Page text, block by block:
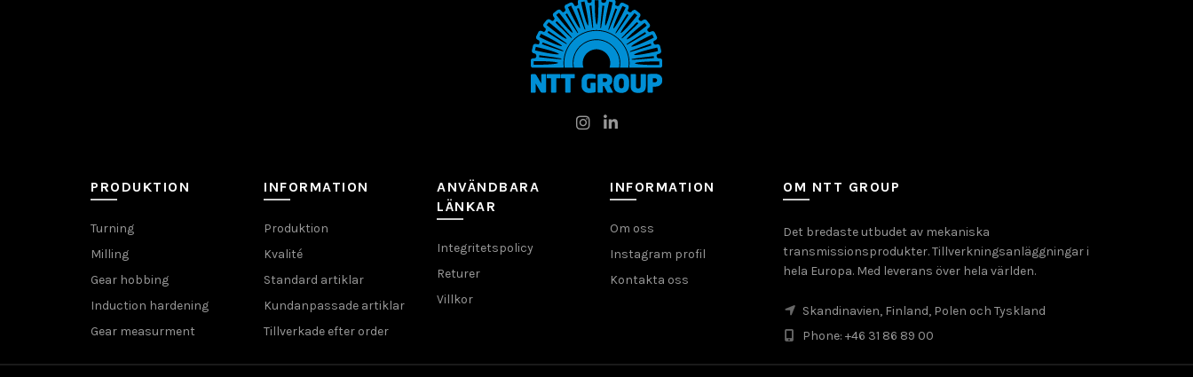
PRODUKTION
Turning
Milling
Gear hobbing
Induction hardening
Gear measurment
INFORMATION
Produktion
Kvalité
Standard artiklar
Kundanpassade artiklar
Tillverkade efter order
ANVÄNDBARA
LÄNKAR
Integritetspolicy
Returer
Villkor
INFORMATION
Om oss
Instagram profil
Kontakta oss
OM NTT GROUP
Det bredaste utbudet av mekaniska
transmissionsprodukter. Tillverkningsanläggningar i
hela Europa. Med leverans över hela världen.
Skandinavien, Finland, Polen och Tyskland
Phone: +46 31 86 89 00